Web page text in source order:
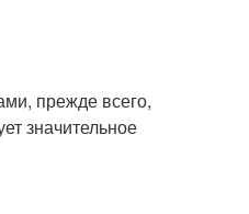
прежде всего,
значительное